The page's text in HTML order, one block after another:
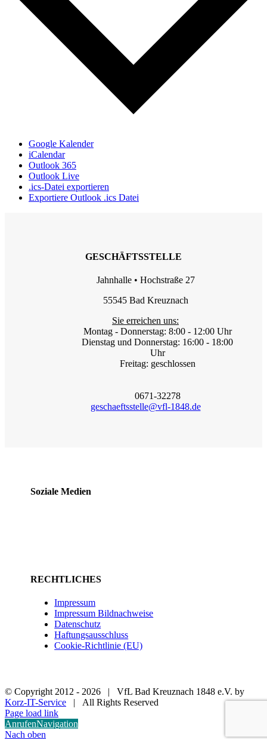
Google Kalender
iCalendar
Outlook 365
Outlook Live
.ics-Datei exportieren
Exportiere Outlook .ics Datei
GESCHÄFTSSTELLE
Jahnhalle • Hochstraße 27
55545 Bad Kreuznach
Sie erreichen uns:
Montag - Donnerstag: 8:00 - 12:00 Uhr
Dienstag und Donnerstag: 16:00 - 18:00
Uhr
Freitag: geschlossen
0671-32278
geschaeftsstelle@vfl-1848.de
Soziale Medien
RECHTLICHES
Impressum
Impressum Bildnachweise
Datenschutz
Haftungsausschluss
Cookie-Richtlinie (EU)
© Copyright 2012 - 2026 | VfL Bad Kreuznach 1848 e.V. by
Korz-IT-Service | All Rights Reserved
Page load link
AnrufenNavigation
Nach oben